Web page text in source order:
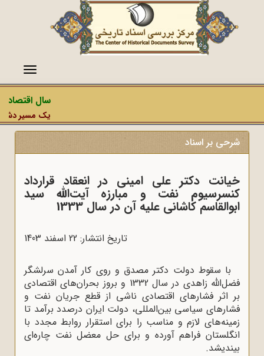
منو
سال اقتصاد
یک مسیر
شرحی بر اسناد
خیانت دکتر علی امینی در انعقاد قرارداد
کنسرسیوم نفت و مبارزه آیت‌الله سید
ابوالقاسم کاشانی علیه آن در سال 1333
تاریخ انتشار: 22 اسفند 1403
با سقوط دولت دکتر مصدق و روی کار آمدن سرلشگر
فضل‌الله زاهدی در سال 1332 و بروز بحران‌های اقتصادی
بر اثر فشارهای اقتصادی ناشی از قطع جریان نفت و
فشارهای سیاسی بین‌المللی، دولت ایران درصدد برآمد تا
زمینه‌های لازم و مناسب را برای استقرار روابط مجدد با
انگلستان فراهم آورده و برای حل معضل نفت چاره‌ای
بیندیشد.